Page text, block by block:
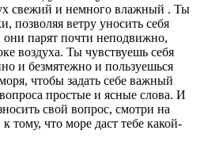
свежий и немного влажный . Ты
позволяя ветру уносить себя
парят почти неподвижно,
воздуха. Ты чувствуешь себя
и безмятежно и пользуешься
чтобы задать себе важный
простые и ясные слова. И
свой вопрос, смотри на
тому, что море даст тебе какой-